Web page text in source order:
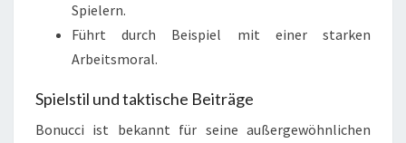
Spielern.
Führt durch Beispiel mit einer starken
Arbeitsmoral.
Spielstil und taktische Beiträge
Bonucci ist bekannt für seine außergewöhnlichen